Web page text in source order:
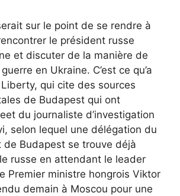
sur le point de se rendre à
le président russe
et discuter de la manière de
en Ukraine. C’est ce qu’a
qui cite des sources
de Budapest qui ont
du journaliste d’investigation
selon lequel une délégation du
de Budapest se trouve déjà
russe en attendant le leader
Premier ministre hongrois Viktor
demain à Moscou pour une